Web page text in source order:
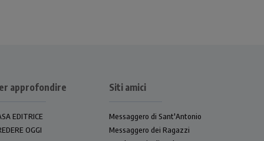
approfondire
EDITRICE
OGGI
Siti amici
Messaggero di Sant'Antonio
Messaggero dei Ragazzi